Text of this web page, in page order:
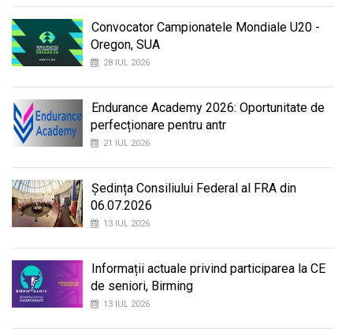
Convocator Campionatele Mondiale U20 -
Oregon, SUA
28 IUL 2026
Endurance Academy 2026: Oportunitate de
perfecționare pentru antr
21 IUL 2026
Ședința Consiliului Federal al FRA din
06.07.2026
13 IUL 2026
Informații actuale privind participarea la CE
de seniori, Birming
13 IUL 2026